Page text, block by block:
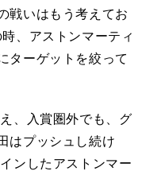
戦いはもう考えてお
、アストンマーティ
ターゲットを絞って
、入賞圏外でも、グ
はプッシュし続け
ンしたアストンマー